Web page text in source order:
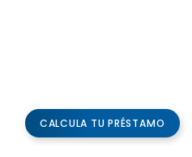
CALCULA TU PRÉSTAMO